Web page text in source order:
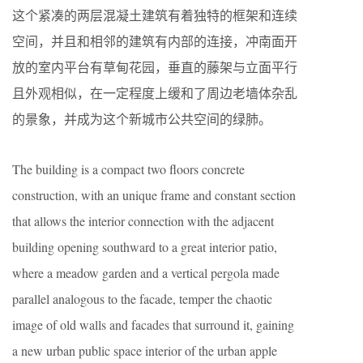
这个紧凑的两层混凝土建筑有着独特的框架和连续
空间，并且和相邻的建筑有内部的连接，冲南面开
放的室内平台有草甸花园，垂直的藤架与立面平行
且外观相似，在一定程度上缓和了周边老墙体杂乱
的景象，并成为这个新城市公共空间的绿肺。
The building is a compact two floors concrete
construction, with an unique frame and constant section
that allows the interior connection with the adjacent
building opening southward to a great interior patio,
where a meadow garden and a vertical pergola made
parallel analogous to the facade, temper the chaotic
image of old walls and facades that surround it, gaining
a new urban public space interior of the urban apple